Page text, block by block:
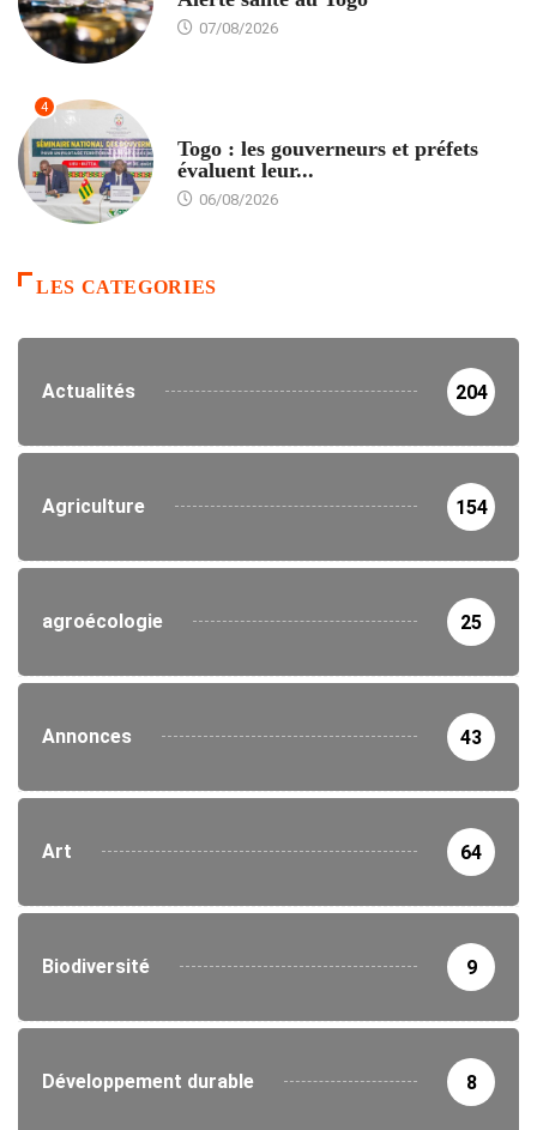
07/08/2026
4
Togo : les gouverneurs et préfets
évaluent leur...
06/08/2026
LES CATEGORIES
Actualités 204
Agriculture 154
agroécologie 25
Annonces 43
Art 64
Biodiversité 9
Développement durable 8